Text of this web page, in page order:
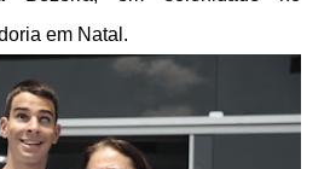
em Natal.